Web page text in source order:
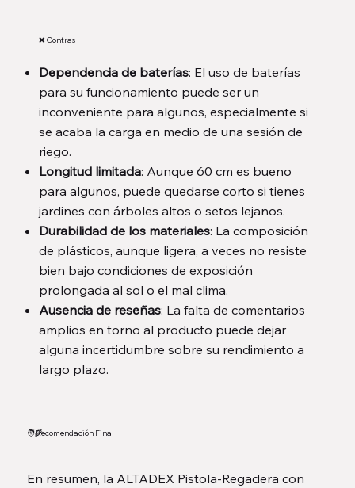
❌ Contras
Dependencia de baterías: El uso de baterías
para su funcionamiento puede ser un
inconveniente para algunos, especialmente si
se acaba la carga en medio de una sesión de
riego.
Longitud limitada: Aunque 60 cm es bueno
para algunos, puede quedarse corto si tienes
jardines con árboles altos o setos lejanos.
Durabilidad de los materiales: La composición
de plásticos, aunque ligera, a veces no resiste
bien bajo condiciones de exposición
prolongada al sol o el mal clima.
Ausencia de reseñas: La falta de comentarios
amplios en torno al producto puede dejar
alguna incertidumbre sobre su rendimiento a
largo plazo.
🧑‍🌾Recomendación Final
En resumen, la ALTADEX Pistola-Regadera con